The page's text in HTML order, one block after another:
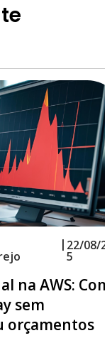
| 22/08/
5
na AWS:
sem
orçamentos